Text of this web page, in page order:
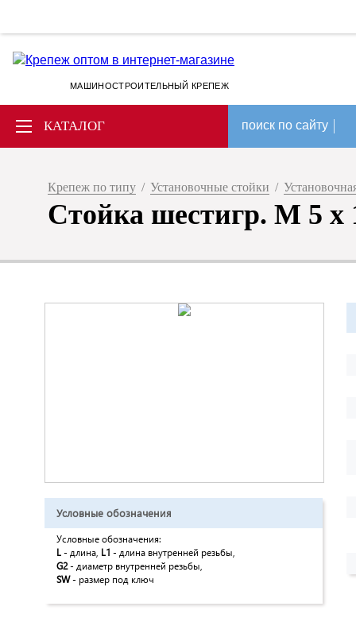
МАШИНОСТРОИТЕЛЬНЫЙ КРЕПЕЖ
КАТАЛОГ поиск по сайту
Крепеж по типу / Установочные стойки /
Стойка шестигр. M 5
Условные обозначения
Условные обозначения:
L - длина, L1 - длина внутренней резьбы,
G2- диаметр внутренней резьбы,
SW- размер под ключ